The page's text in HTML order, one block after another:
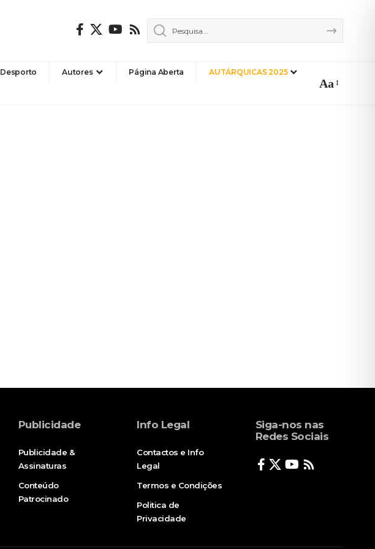
Desporto Autores Página Aberta AUTÁRQUICAS 2025
Aa
Publicidade
Publicidade &
Assinaturas
Conteúdo
Patrocinado
Info Legal
Contactos e Info
Legal
Termos e Condições
Politica de
Privacidade
Siga-nos nas
Redes Sociais